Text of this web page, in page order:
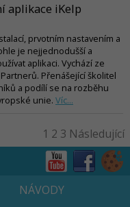
aplikace iKelp
prvotním nastavením a
je nejjednodušší a
aplikaci. Vychází ze
Přenášející školitel
a podílí se na rozběhu
unie. Víc...
1 2 3 Následující
NÁVODY